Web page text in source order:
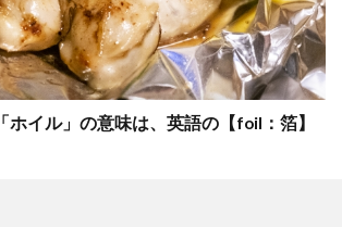
ホイル」の意味は、英語の【foil：箔】